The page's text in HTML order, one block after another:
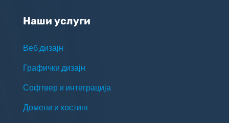
Наши услуги
Веб дизајн
Графички дизајн
Софтвер и интеграција
Домени и хостинг